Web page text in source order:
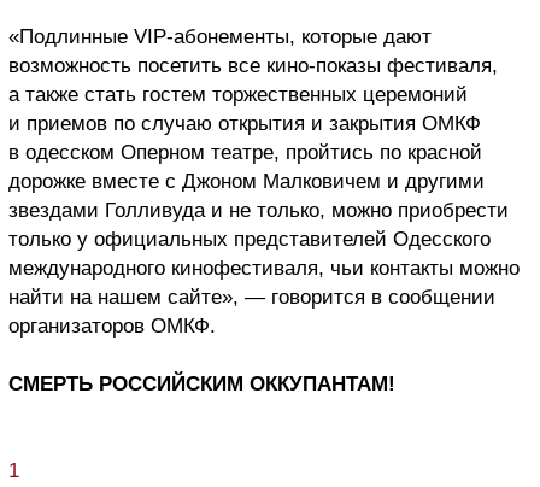
«Подлинные VIP-абонементы, которые дают
возможность посетить все кино-показы фестиваля,
а также стать гостем торжественных церемоний
и приемов по случаю открытия и закрытия ОМКФ
в одесском Оперном театре, пройтись по красной
дорожке вместе с Джоном Малковичем и другими
звездами Голливуда и не только, можно приобрести
только у официальных представителей Одесского
международного кинофестиваля, чьи контакты можно
найти на нашем сайте», — говорится в сообщении
организаторов ОМКФ.
СМЕРТЬ РОССИЙСКИМ ОККУПАНТАМ!
1